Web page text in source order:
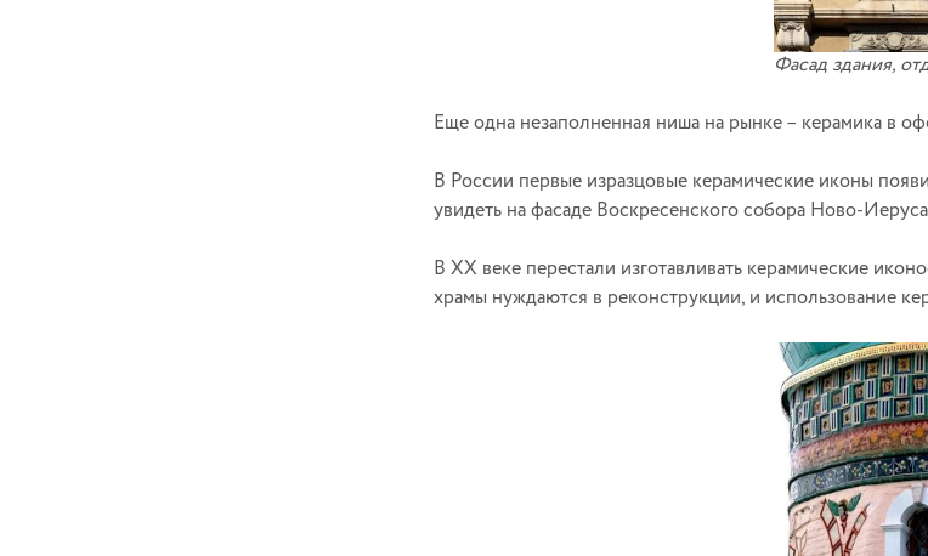
Фасад здания,
Еще одна незаполненная ниша на рынке – керамика в
В России первые изразцовые керамические иконы
увидеть на фасаде Воскресенского собора Ново-
В ХХ веке перестали изготавливать керамические
храмы нуждаются в реконструкции, и использование